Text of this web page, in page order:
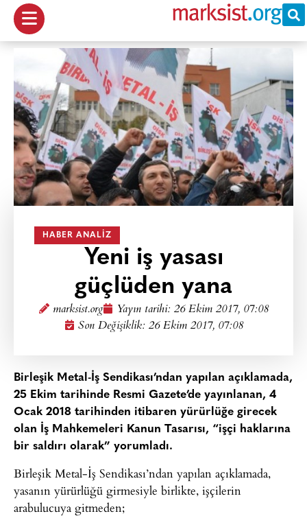
HABER ANALIZ
Yeni iş yasası
güçlüden yana
marksist.org Yayın tarihi: 26 Ekim 2017, 07:08
Son Değişiklik: 26 Ekim 2017, 07:08
Birleşik Metal-İş Sendikası’ndan yapılan açıklamada,
25 Ekim tarihinde Resmi Gazete’de yayınlanan, 4
Ocak 2018 tarihinden itibaren yürürlüğe girecek
olan İş Mahkemeleri Kanun Tasarısı, “işçi haklarına
bir saldırı olarak” yorumladı.
Birleşik Metal-İş Sendikası’ndan yapılan açıklamada,
yasanın yürürlüğü girmesiyle birlikte, işçilerin
arabulucuya gitmeden;